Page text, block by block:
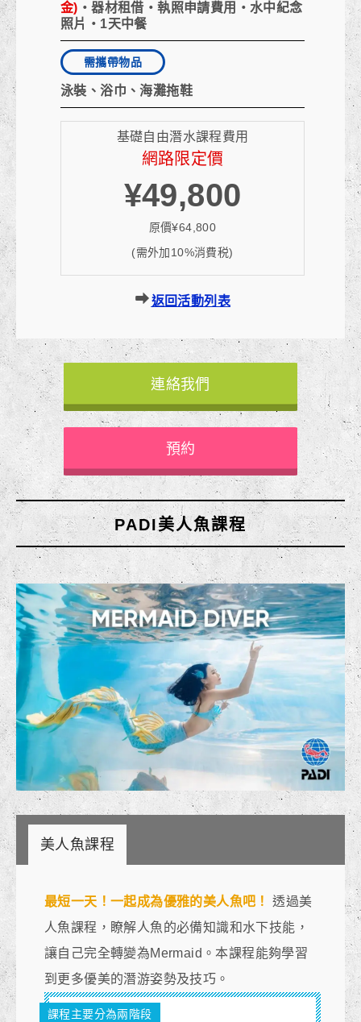
金) ・器材租借・執照申請費用・水中紀念
照片・1天中餐
需攜帶物品
泳裝、浴巾、海灘拖鞋
基礎自由潛水課程費用
網路限定價
¥49,800
原價¥64,800
(需外加10%消費税)
返回活動列表
連絡我們
預約
PADI美人魚課程
美人魚課程
最短一天！一起成為優雅的美人魚吧！
透過美
人魚課程， 瞭解人魚的必備知識和水下技能，
讓自己完全轉變為Mermaid。本課程能夠學習
到更多優美的潛游姿勢及技巧。
課程主要分為兩階段